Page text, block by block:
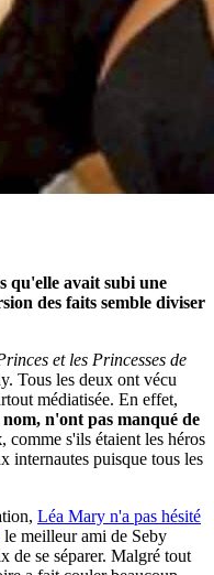
qu'elle avait subi une
des faits semble diviser
et les Princesses de
Tous les deux ont vécu
médiatisée. En effet,
n'ont pas manqué de
, comme s'ils étaient les héros
internautes puisque tous les
Léa Mary n'a pas hésité
le meilleur ami de Seby
de se séparer. Malgré tout